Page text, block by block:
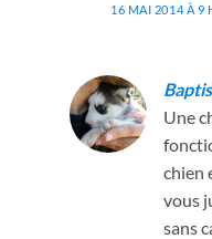
16 MAI 2014 À 9
Une
chien
vous
sans